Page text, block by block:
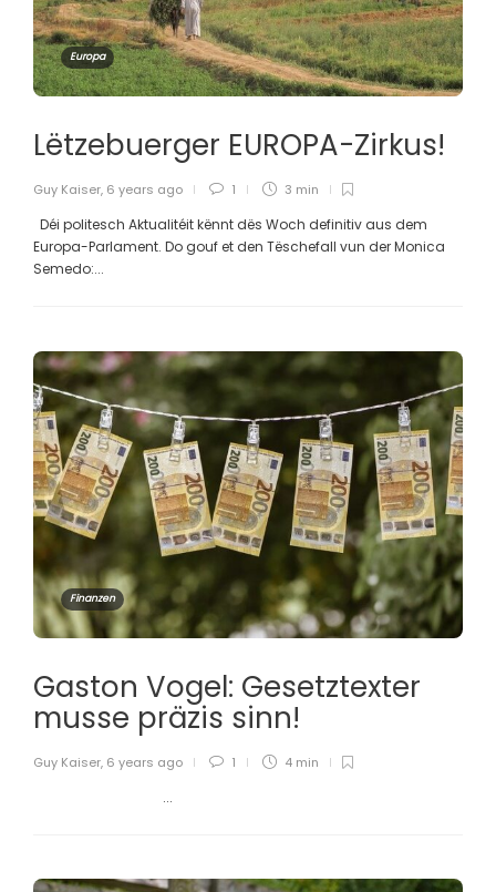
Europa
Lëtzebuerger EUROPA-Zirkus!
Guy Kaiser, 6 years ago 1 3 min
Déi politesch Aktualitéit kënnt dës Woch definitiv aus dem
Europa-Parlament. Do gouf et den Tëschefall vun der Monica
Semedo:...
Finanzen
Gaston Vogel: Gesetztexter
musse präzis sinn!
Guy Kaiser, 6 years ago 1 4 min
...